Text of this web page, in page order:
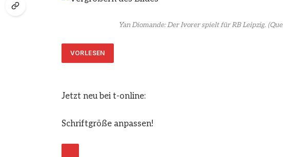
Yan Diomande: Der Ivorer spielt für RB Leipzig.
VORLESEN
Jetzt neu bei t-online:
Schriftgröße anpassen!